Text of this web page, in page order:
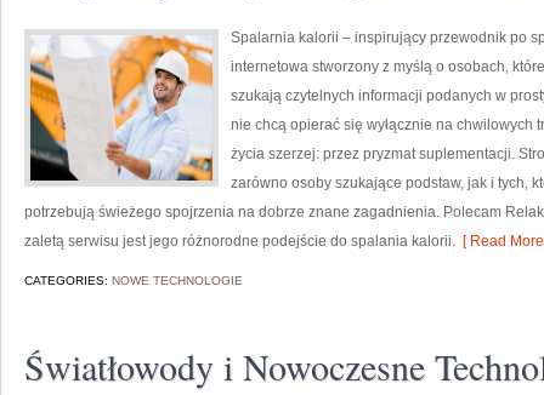
Spalarnia kalorii – inspirujący przewodnik po
internetowa stworzony z myślą o osobach,
szukają czytelnych informacji podanych w
nie chcą opierać się wyłącznie na chwilowych
życia szerzej: przez pryzmat suplementacji.
zarówno osoby szukające podstaw, jak i tych,
potrzebują świeżego spojrzenia na dobrze znane zagadnienia. Polecam
zaletą serwisu jest jego różnorodne podejście do spalania kalorii. [ Read
CATEGORIES: NOWE TECHNOLOGIE
Światłowody i Nowoczesne